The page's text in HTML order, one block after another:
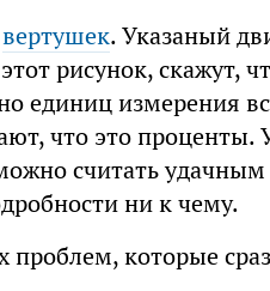
вертушек. Указаный
рисунок, скажут,
единиц измерения
что это проценты.
считать
ни к чему.
которые